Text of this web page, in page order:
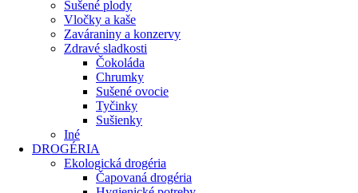
Sušené plody
Vločky a kaše
Zaváraniny a konzervy
Zdravé sladkosti
Čokoláda
Chrumky
Sušené ovocie
Tyčinky
Sušienky
Iné
DROGÉRIA
Ekologická drogéria
Čapovaná drogéria